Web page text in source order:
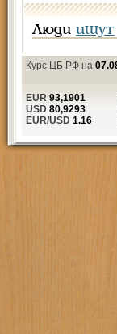
Люди ищут
Курс ЦБ РФ на
EUR 93,1901
USD 80,9293
EUR/USD 1.16